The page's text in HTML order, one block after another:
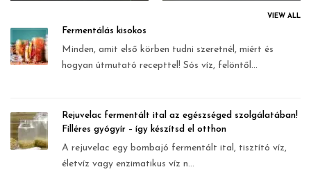
VIEW ALL
Fermentálás kisokos
Minden, amit első körben tudni szeretnél, miért és
hogyan útmutató recepttel! Sós víz, felöntől...
Rejuvelac fermentált ital az egészséged szolgálatában!
Filléres gyógyír – így készítsd el otthon
A rejuvelac egy bombajó fermentált ital, tisztító víz,
életvíz vagy enzimatikus víz n...